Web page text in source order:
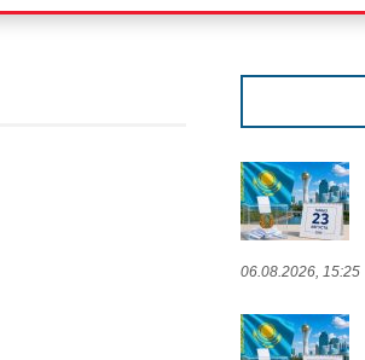
06.08.2026, 15:25